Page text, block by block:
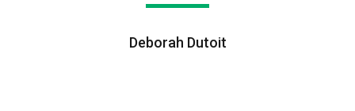
Deborah Dutoit